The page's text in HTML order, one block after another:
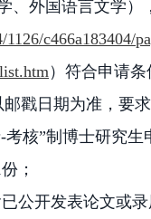
、外国语言文学）
c466a183404/
） 符合申请
邮戳日期为准，要求
考核”制博士研究生
；
公开发表论文或